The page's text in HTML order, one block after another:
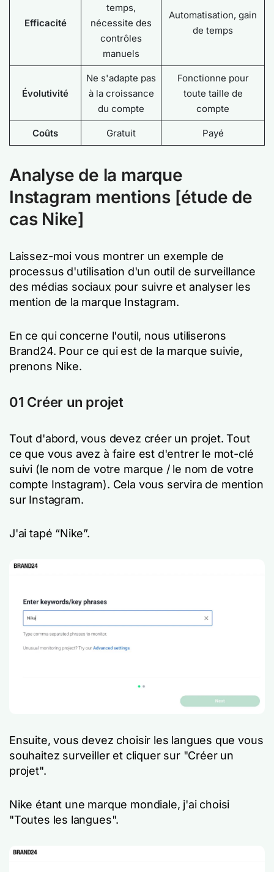
Efficacité
temps,
nécessite des
contrôles
manuels
Automatisation, gain
de temps
Évolutivité
Ne s'adapte pas
à la croissance
du compte
Fonctionne pour
toute taille de
compte
Coûts Gratuit Payé
Analyse de la marque
Instagram mentions [étude de
cas Nike]
Laissez-moi vous montrer un exemple de
processus d'utilisation d'un outil de surveillance
des médias sociaux pour suivre et analyser les
mention de la marque Instagram.
En ce qui concerne l'outil, nous utiliserons
Brand24. Pour ce qui est de la marque suivie,
prenons Nike.
01 Créer un projet
Tout d'abord, vous devez créer un projet. Tout
ce que vous avez à faire est d'entrer le mot-clé
suivi (le nom de votre marque / le nom de votre
compte Instagram). Cela vous servira de mention
sur Instagram.
J'ai tapé “Nike”.
Ensuite, vous devez choisir les langues que vous
souhaitez surveiller et cliquer sur "Créer un
projet".
Nike étant une marque mondiale, j'ai choisi
"Toutes les langues".